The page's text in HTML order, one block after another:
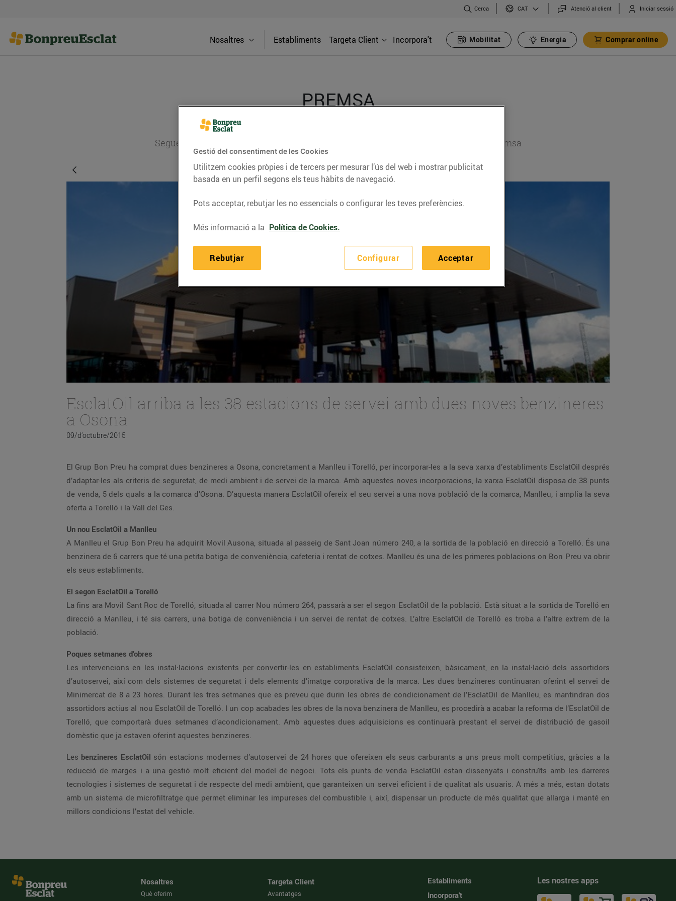
Cerca CAT Atenció al client Iniciar sessió
Nosaltres Establiments Targeta Client Incorpora't Mobilitat Energia Comprar online
PREMSA
Segueix l'actualitat dels supermercats Bonpreu i Esclat a través de la secció de premsa
EsclatOil arriba a les 38 estacions de servei amb dues noves benzineres
a Osona
09/d’octubre/2015
El Grup Bon Preu ha comprat dues benzineres a Osona, concretament a Manlleu i Torelló, per incorporar-les a la seva xarxa d’establiments EsclatOil després
d’adaptar-les als criteris de seguretat, de medi ambient i de servei de la marca. Amb aquestes noves incorporacions, la xarxa EsclatOil disposa de 38 punts
de venda, 5 dels quals a la comarca d’Osona. D’aquesta manera EsclatOil ofereix el seu servei a una nova població de la comarca, Manlleu, i amplia la seva
oferta a Torelló i la Vall del Ges.
Un nou EsclatOil a Manlleu
A Manlleu el Grup Bon Preu ha adquirit Movil Ausona, situada al passeig de Sant Joan número 240, a la sortida de la població en direcció a Torelló. És una
benzinera de 6 carrers que té una petita botiga de conveniència, cafeteria i rentat de cotxes. Manlleu és una de les primeres poblacions on Bon Preu va obrir
els seus establiments.
El segon EsclatOil a Torelló
La fins ara Movil Sant Roc de Torelló, situada al carrer Nou número 264, passarà a ser el segon EsclatOil de la població. Està situat a la sortida de Torelló en
direcció a Manlleu, i té sis carrers, una botiga de conveniència i un servei de rentat de cotxes. L’altre EsclatOil de Torelló es troba a l’altre extrem de la
població.
Poques setmanes d’obres
Les intervencions en les instal·lacions existents per convertir-les en establiments EsclatOil consisteixen, bàsicament, en la instal·lació dels assortidors
d’autoservei, així com dels sistemes de seguretat i dels elements d’imatge corporativa de la marca. Les dues benzineres continuaran oferint el servei de
Minimercat de 8 a 23 hores. Durant les tres setmanes que es preveu que durin les obres de condicionament de l’EsclatOil de Manlleu, es mantindran dos
assortidors actius al nou EsclatOil de Torelló. I un cop acabades les obres de la nova benzinera de Manlleu, es procedirà a acabar la reforma de l’EsclatOil de
Torelló, que comportarà dues setmanes d’acondicionament. Amb aquestes dues adquisicions es continuarà prestant el servei de distribució de gasoil
domèstic que ja estaven oferint aquestes benzineres.
Les benzineres EsclatOil són estacions modernes d’autoservei de 24 hores que ofereixen els seus carburants a uns preus molt competitius, gràcies a la
reducció de marges i a una gestió molt eficient del model de negoci. Tots els punts de venda EsclatOil estan dissenyats i construïts amb les darreres
tecnologies i sistemes de seguretat i de respecte del medi ambient, que garanteixen un servei eficient i de qualitat als usuaris. A més a més, estan dotats
amb un sistema de microfiltratge que permet eliminar les impureses del combustible i, així, dispensar un producte de més qualitat que allarga i manté en
millors condicions l’estat del vehicle.
Nosaltres
Què oferim
Targeta Client
Avantatges
Establiments
Incorpora't
Les nostres apps
Gestió del consentiment de les Cookies
Utilitzem cookies pròpies i de tercers per mesurar l’ús del web i mostrar publicitat
basada en un perfil segons els teus hàbits de navegació.
Pots acceptar, rebutjar les no essencials o configurar les teves preferències.
Més informació a la Política de Cookies.
Configurar
Rebutjar Acceptar